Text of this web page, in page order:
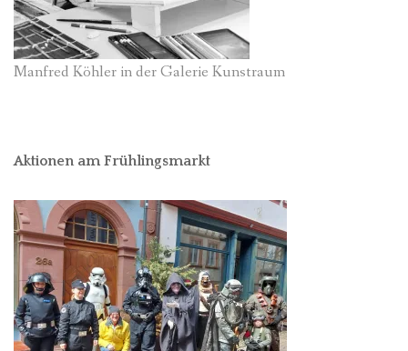
Manfred Köhler in der Galerie Kunstraum
Aktionen am Frühlingsmarkt